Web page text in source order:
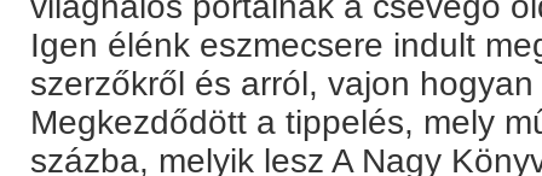
Igen élénk eszmecsere indult
szerzőkről és arról, vajon
Megkezdődött a tippelés, mely
százba, melyik lesz A Nagy